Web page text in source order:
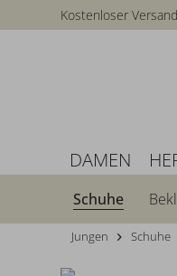
Kostenloser Versand
DAMEN
Schuhe
Jungen Schuhe